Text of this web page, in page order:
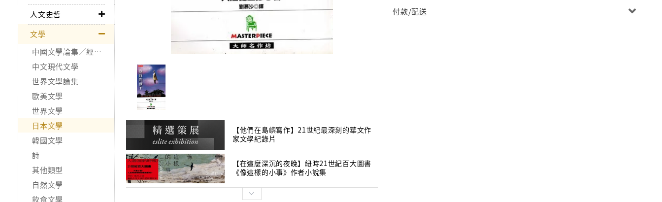
人文史哲
文學
中國文學論集／經典作品
中文現代文學
世界文學論集
歐美文學
世界文學
日本文學
韓國文學
詩
其他類型
自然文學
飲食文學
【他們在島嶼寫作】21世紀最深刻的華文作
家文學紀錄片
【在這麼深沉的夜晚】紐時21世紀百大圖書
《像這樣的小事》作者小說集
付款/配送